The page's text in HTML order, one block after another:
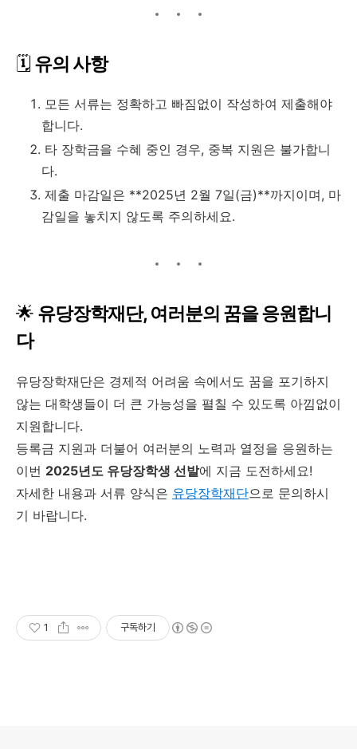
🗓️ 유의 사항
모든 서류는 정확하고 빠짐없이 작성하여 제출해야
합니다.
타 장학금을 수혜 중인 경우, 중복 지원은 불가합니
다.
제출 마감일은 **2025년 2월 7일(금)**까지이며, 마
감일을 놓치지 않도록 주의하세요.
🌟 유당장학재단, 여러분의 꿈을 응원합니
다
유당장학재단은 경제적 어려움 속에서도 꿈을 포기하지
않는 대학생들이 더 큰 가능성을 펼칠 수 있도록 아낌없이
지원합니다.
등록금 지원과 더불어 여러분의 노력과 열정을 응원하는
이번 2025년도 유당장학생 선발에 지금 도전하세요!
자세한 내용과 서류 양식은 유당장학재단으로 문의하시
기 바랍니다.
1 구독하기